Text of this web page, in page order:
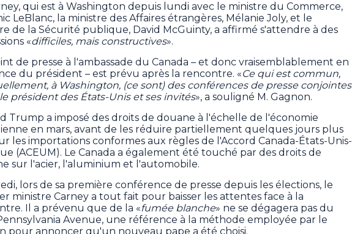
qui est à Washington depuis lundi avec le ministre du Commerce,
LeBlanc, la ministre des Affaires étrangères, Mélanie Joly, et le
de la Sécurité publique, David McGuinty, a affirmé s'attendre à des
«difficiles, mais constructives».
de presse à l'ambassade du Canada – et donc vraisemblablement en
du président – est prévu après la rencontre. «Ce qui est commun,
à Washington, (ce sont) des conférences de presse conjointes
président des États-Unis et ses invités», a souligné M. Gagnon.
Trump a imposé des droits de douane à l'échelle de l'économie
en mars, avant de les réduire partiellement quelques jours plus
les importations conformes aux règles de l'Accord Canada-États-Unis-
(ACEUM). Le Canada a également été touché par des droits de
sur l'acier, l'aluminium et l'automobile.
lors de sa première conférence de presse depuis les élections, le
ministre Carney a tout fait pour baisser les attentes face à la
Il a prévenu que de la «fumée blanche» ne se dégagera pas du
Avenue, une référence à la méthode employée par le
pour annoncer qu'un nouveau pape a été choisi.